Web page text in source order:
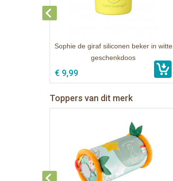
Sophie de giraf siliconen beker in witte
geschenkdoos
€ 9,99
Toppers van dit merk